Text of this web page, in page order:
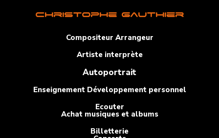
Christophe Gauthier
Compositeur Arrangeur
Artiste interprète
Autoportrait
Enseignement Développement personnel
Ecouter
Achat musiques et albums
Billetterie